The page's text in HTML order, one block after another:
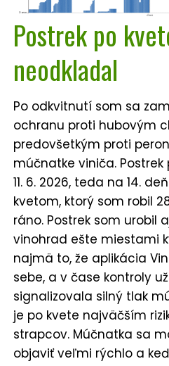
Postrek po
neodkladal
Po odkvitnutí som sa
ochranu proti hubovým
predovšetkým proti
múčnatke viniča.
11. 6. 2026, teda na 14.
kvetom, ktorý som robil
ráno. Postrek som urobil
vinohrad ešte miestami
najmä to, že aplikácia
sebe, a v čase kontroly
signalizovala silný tlak
je po kvete najväčším
strapcov. Múčnatka sa
objaviť veľmi rýchlo a